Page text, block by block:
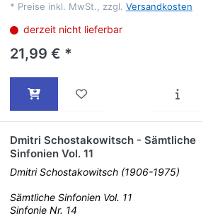
* Preise inkl. MwSt., zzgl. Versandkosten
derzeit nicht lieferbar
21,99 € *
Dmitri Schostakowitsch - Sämtliche
Sinfonien Vol. 11
Dmitri Schostakowitsch (1906-1975)
Sämtliche Sinfonien Vol. 11
Sinfonie Nr. 14